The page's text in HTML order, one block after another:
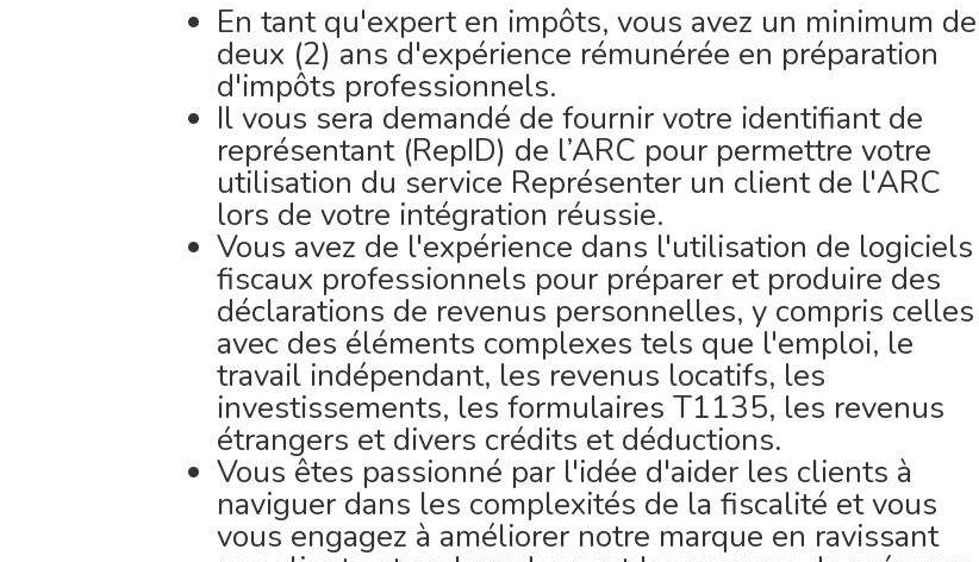
En tant qu'expert en impôts, vous avez un minimum de
deux (2) ans d'expérience rémunérée en préparation
d'impôts professionnels.
Il vous sera demandé de fournir votre identifiant de
représentant (RepID) de l’ARC pour permettre votre
utilisation du service Représenter un client de l'ARC
lors de votre intégration réussie.
Vous avez de l'expérience dans l'utilisation de logiciels
fiscaux professionnels pour préparer et produire des
déclarations de revenus personnelles, y compris celles
avec des éléments complexes tels que l'emploi, le
travail indépendant, les revenus locatifs, les
investissements, les formulaires T1135, les revenus
étrangers et divers crédits et déductions.
Vous êtes passionné par l'idée d'aider les clients à
naviguer dans les complexités de la fiscalité et vous
vous engagez à améliorer notre marque en ravissant